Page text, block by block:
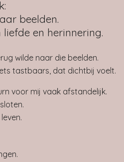
beelden.
en herinnering.
wilde naar die beelden.
tastbaars, dat dichtbij voelt.
voor mij vaak afstandelijk.